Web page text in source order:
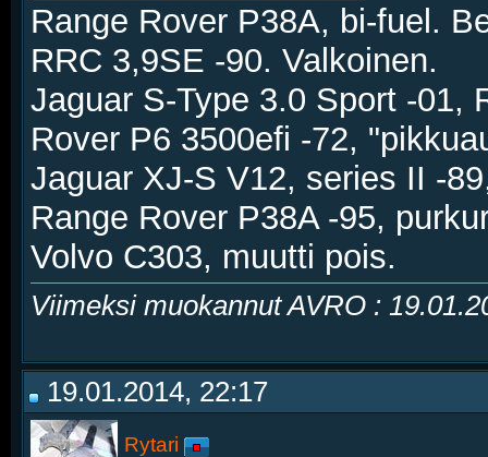
Range Rover P38A, bi-fuel.
RRC 3,9SE -90. Valkoinen.
Jaguar S-Type 3.0 Sport -01,
Rover P6 3500efi -72,
Jaguar XJ-S V12, series II -
Range Rover P38A -95,
Volvo C303, muutti pois.
Viimeksi muokannut AVRO :
19.01.2014, 22:17
Rytari